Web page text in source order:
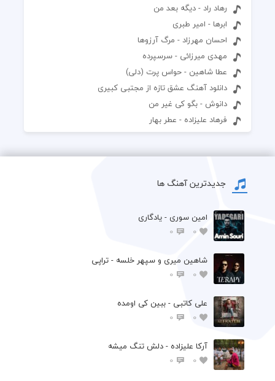
رهاد راد - دیگه بعد من
ابرها - امیر طبری
احسان مهرزاد - مرگ آرزوها
مهدی میرزائی - سرسپرده
عطا شاهین - حواس پرت (دلی)
دانلود آهنگ عشق تازه از مجتبی کبیری
دانوش - بگو کی غیر من
فرهاد علیزاده - عطر بهار
جدیدترین آهنگ ها
امین سوری - یادگاری
0
0
شاهین میری و سپهر خلسه - تراپی
0
0
علی کاتبی - ببین کی اومده
0
0
آرکا علیزاده - دلش تنگ میشه
0
0